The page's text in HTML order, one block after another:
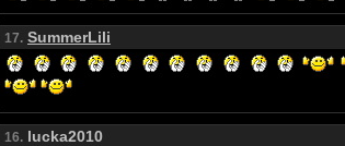
17. SummerLili
16. lucka2010